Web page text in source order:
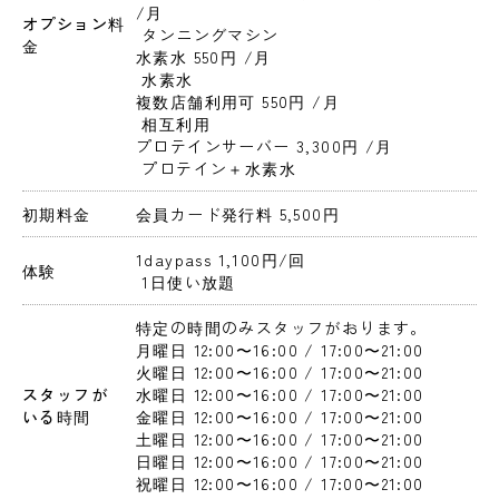
オプション料
金
/月
タンニングマシン
水素水 550円 /月
水素水
複数店舗利用可 550円 /月
相互利用
プロテインサーバー 3,300円 /月
プロテイン＋水素水
初期料金 会員カード発行料 5,500円
体験 1daypass 1,100円/回
1日使い放題
スタッフが
いる時間
特定の時間のみスタッフがおります。
月曜日 12:00〜16:00 / 17:00〜21:00
火曜日 12:00〜16:00 / 17:00〜21:00
水曜日 12:00〜16:00 / 17:00〜21:00
金曜日 12:00〜16:00 / 17:00〜21:00
土曜日 12:00〜16:00 / 17:00〜21:00
日曜日 12:00〜16:00 / 17:00〜21:00
祝曜日 12:00〜16:00 / 17:00〜21:00